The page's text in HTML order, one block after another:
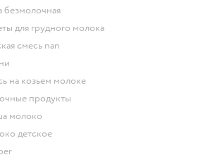
безмолочная
для грудного молока
смесь nan
на козьем молоке
продукты
молоко
детское